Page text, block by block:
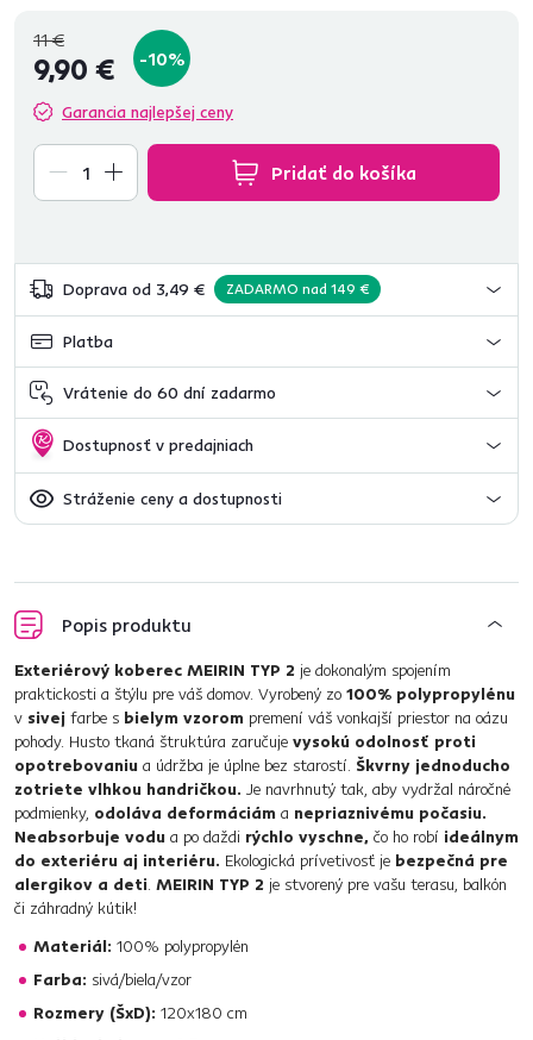
11 €
9,90 € -10%
Garancia najlepšej ceny
Pridať do košíka
Doprava od 3,49 € ZADARMO nad 149 €
Platba
Vrátenie do 60 dní zadarmo
Dostupnosť v predajniach
Stráženie ceny a dostupnosti
Popis produktu
Exteriérový koberec MEIRIN TYP 2 je dokonalým spojením
praktickosti a štýlu pre váš domov. Vyrobený zo 100% polypropylénu
v sivej farbe s bielym vzorom premení váš vonkajší priestor na oázu
pohody. Husto tkaná štruktúra zaručuje vysokú odolnosť proti
opotrebovaniu a údržba je úplne bez starostí. Škvrny jednoducho
zotriete vlhkou handričkou. Je navrhnutý tak, aby vydržal náročné
podmienky, odoláva deformáciám a nepriaznivému počasiu.
Neabsorbuje vodu a po daždi rýchlo vyschne, čo ho robí ideálnym
do exteriéru aj interiéru. Ekologická prívetivosť je bezpečná pre
alergikov a deti. MEIRIN TYP 2 je stvorený pre vašu terasu, balkón
či záhradný kútik!
Materiál: 100% polypropylén
Farba: sivá/biela/vzor
Rozmery (ŠxD): 120x180 cm